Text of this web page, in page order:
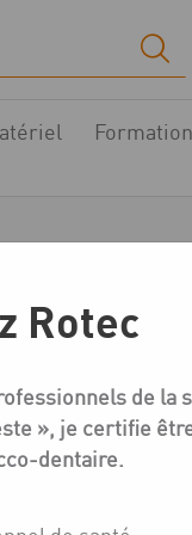
Rotec
de la
», je certifie
dentaire.